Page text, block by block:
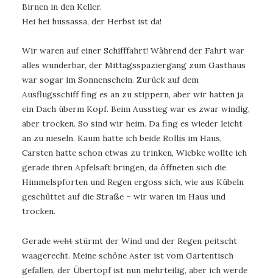
Birnen in den Keller.
Hei hei hussassa, der Herbst ist da!
Wir waren auf einer Schifffahrt! Während der Fahrt war
alles wunderbar, der Mittagsspaziergang zum Gasthaus
war sogar im Sonnenschein. Zurück auf dem
Ausflugsschiff fing es an zu stippern, aber wir hatten ja
ein Dach überm Kopf. Beim Ausstieg war es zwar windig,
aber trocken. So sind wir heim. Da fing es wieder leicht
an zu nieseln. Kaum hatte ich beide Rollis im Haus,
Carsten hatte schon etwas zu trinken, Wiebke wollte ich
gerade ihren Apfelsaft bringen, da öffneten sich die
Himmelspforten und Regen ergoss sich, wie aus Kübeln
geschüttet auf die Straße – wir waren im Haus und
trocken.
Gerade weht stürmt der Wind und der Regen peitscht
waagerecht. Meine schöne Aster ist vom Gartentisch
gefallen, der Übertopf ist nun mehrteilig, aber ich werde